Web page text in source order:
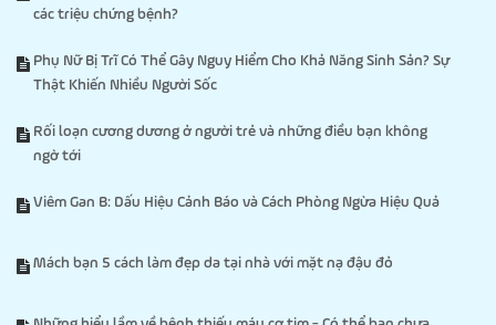
các triệu chứng bệnh?
Phụ Nữ Bị Trĩ Có Thể Gây Nguy Hiểm Cho Khả Năng Sinh Sản? Sự
Thật Khiến Nhiều Người Sốc
Rối loạn cương dương ở người trẻ và những điều bạn không
ngờ tới
Viêm Gan B: Dấu Hiệu Cảnh Báo và Cách Phòng Ngừa Hiệu Quả
Mách bạn 5 cách làm đẹp da tại nhà với mặt nạ đậu đỏ